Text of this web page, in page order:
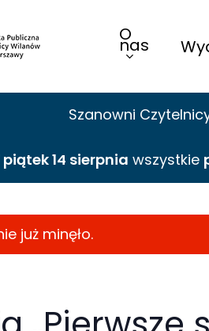
O
nas
Szanowni
piątek 14 sierpnia wszystkie
już minęło.